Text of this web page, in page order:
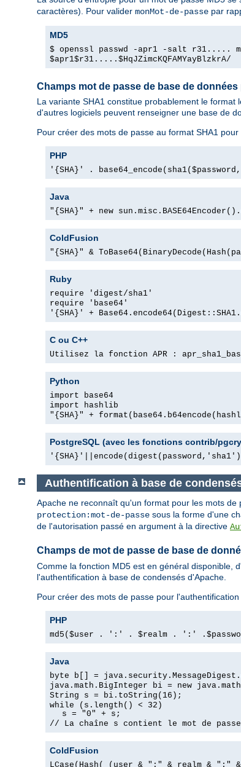
caractères). Pour valider monMot-de-passe par
MD5
$ openssl passwd -apr1 -salt r31.....
$apr1$r31.....$HqJZimcKQFAMYayBlzkrA/
Champs mot de passe de base de
La variante SHA1 constitue probablement le
d'autres logiciels peuvent renseigner une base de
Pour créer des mots de passe au format SHA1
PHP
'{SHA}' . base64_encode(sha1($password,
Java
"{SHA}" + new
ColdFusion
"{SHA}" &
Ruby
require 'digest/sha1'
require 'base64'
'{SHA}' +
C ou C++
Utilisez la fonction APR :
Python
import base64
import hashlib
"{SHA}" +
PostgreSQL (avec les fonctions contrib/
Authentification à base de
Apache ne reconnaît qu'un format pour les mots
protection:mot-de-passe sous la forme d'une
de l'autorisation passé en argument à la directive
Champs de mot de passe de base de
Comme la fonction MD5 est en général disponible,
l'authentification à base de condensés d'Apache.
Pour créer des mots de passe pour
PHP
md5($user . ':' . $realm . ':'
Java
byte b[] =
java.math.BigInteger bi = new
String s = bi.toString(16);
while (s.length() < 32)
s = "0" + s;
// La chaîne s contient le mot de
ColdFusion
LCase(Hash( (user & ":" & realm & ":"